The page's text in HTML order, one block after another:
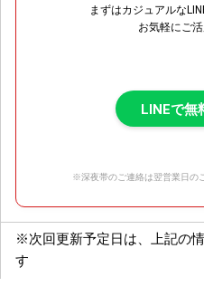
まずはカジュアルな
お気軽にご活
LINEで無
※深夜帯のご連絡は翌営業日の
※次回更新予定日は、上記の
す